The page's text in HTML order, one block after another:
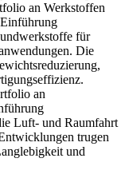
an Werkstoffen
für
Die
an
Luft- und Raumfahrt
trugen
und